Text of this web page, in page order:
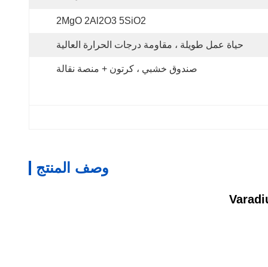
2MgO 2Al2O3 5SiO2
حياة عمل طويلة ، مقاومة درجات الحرارة العالية
صندوق خشبي ، كرتون + منصة نقالة
وصف المنتج